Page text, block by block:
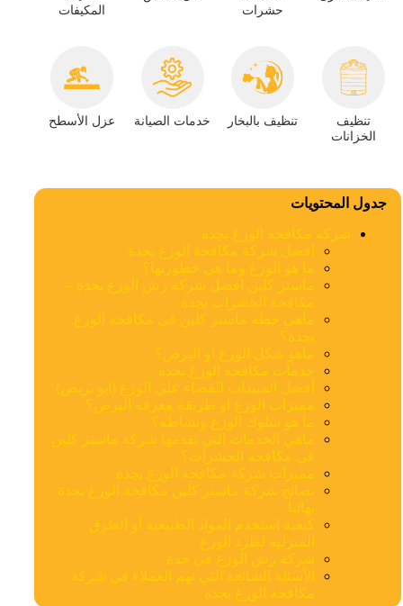
حشرات
المكيفات
تنظيف
الخزانات
تنظيف بالبخار خدمات الصيانة عزل الأسطح
جدول المحتويات
شركة مكافحة الوزغ بجدة
افضل شركة مكافحة الوزغ بجدة
ما هو الوزغ وما هي خطورتها؟
ماستر كلين افضل شركة رش الوزع بجدة –
مكافحة الحشرات بجدة
ماهي خطة ماستر كلين في مكافحة الوزغ
بجدة؟
ماهو شكل الوزغ او البرص؟
خدمات مكافحة الوزغ بجدة
أفضل المبيدات للقضاء علي الوزغ (ابو بريص)
مميزات الوزغ او طريقة معرفة البرص؟
ما هو سلوك الوزغ ونشاطه؟
ماهي الخدمات التي تقدمها شركة ماستر كلين
في مكافحة الحشرات؟
مميزات شركة مكافحة الوزغ بجدة
نصائح شركة ماستر كلين مكافحة الوزغ بجدة
نهائيا
كيفية استخدم المواد الطبيعية أو الطرق
المنزلية لطرد الوزغ
شركة رش الوزغ في جدة
الأسئلة الشائعة التي تهم العملاء في شركة
مكافحة الوزغ بجدة